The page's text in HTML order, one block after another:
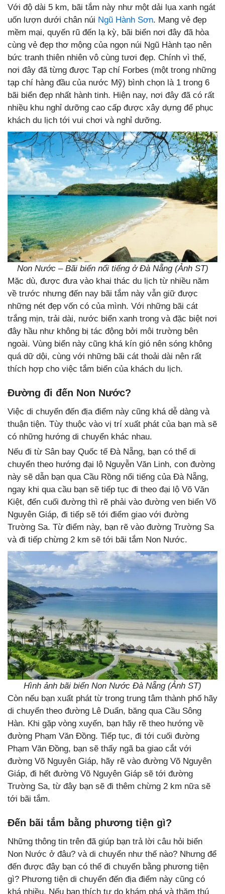
Với độ dài 5 km, bãi tắm này như một dải lụa xanh ngát
uốn lượn dưới chân núi Ngũ Hành Sơn. Mang vẻ đẹp
mềm mại, quyến rũ đến lạ kỳ, bãi biển nơi đây đã hòa
cùng vẻ đẹp thơ mộng của ngọn núi Ngũ Hành tạo nên
bức tranh thiên nhiên vô cùng tươi đẹp. Chính vì thế,
nơi đây đã từng được Tạp chí Forbes (một trong những
tạp chí hàng đầu của nước Mỹ) bình chọn là 1 trong 6
bãi biển đẹp nhất hành tinh. Hiện nay, nơi đây đã có rất
nhiều khu nghỉ dưỡng cao cấp được xây dựng để phục
khách du lịch tới vui chơi và nghỉ dưỡng.
Non Nước – Bãi biển nổi tiếng ở Đà Nẵng (Ảnh ST)
Mặc dù, được đưa vào khai thác du lịch từ nhiều năm
về trước nhưng đến nay bãi tắm này vẫn giữ được
những nét đẹp vốn có của mình. Với những bãi cát
trắng mịn, trải dài, nước biển xanh trong và đặc biệt nơi
đây hầu như không bị tác động bởi môi trường bên
ngoài. Vùng biển này cũng khá kín gió nên sóng không
quá dữ dội, cùng với những bãi cát thoải dài nên rất
thích hợp cho việc tắm biển của khách du lịch.
Đường đi đến Non Nước?
Việc di chuyển đến địa điểm này cũng khá dễ dàng và
thuận tiện. Tùy thuộc vào vị trí xuất phát của bạn mà sẽ
có những hướng di chuyển khác nhau.
Nếu đi từ Sân bay Quốc tế Đà Nẵng, bạn có thể di
chuyển theo hướng đại lộ Nguyễn Văn Linh, con đường
này sẽ dẫn bạn qua Cầu Rồng nổi tiếng của Đà Nẵng,
ngay khi qua cầu bạn sẽ tiếp tục đi theo đại lộ Võ Văn
Kiệt, đến cuối đường thì rẽ phải vào đường ven biển Võ
Nguyên Giáp, đi tiếp sẽ tới điểm giao với đường
Trường Sa. Từ điểm này, bạn rẽ vào đường Trường Sa
và đi tiếp chừng 2 km sẽ tới bãi tắm Non Nước.
Hình ảnh bãi biển Non Nước Đà Nẵng (Ảnh ST)
Còn nếu bạn xuất phát từ trong trung tâm thành phố hãy
di chuyển theo đường Lê Duẩn, băng qua Cầu Sông
Hàn. Khi gặp vòng xuyến, bạn hãy rẽ theo hướng về
đường Phạm Văn Đồng. Tiếp tục, đi tới cuối đường
Phạm Văn Đồng, bạn sẽ thấy ngã ba giao cắt với
đường Võ Nguyên Giáp, hãy rẽ vào đường Võ Nguyên
Giáp, đi hết đường Võ Nguyên Giáp sẽ tới đường
Trường Sa, từ đây bạn sẽ đi thêm chừng 2 km nữa sẽ
tới bãi tắm.
Đến bãi tắm bằng phương tiện gì?
Những thông tin trên đã giúp bạn trả lời câu hỏi biển
Non Nước ở đâu? và di chuyển như thế nào? Nhưng để
đến được đây bạn có thể đi chuyển bằng phương tiện
gì? Phương tiện di chuyển đến địa điểm này cũng có
khá nhiều. Nếu bạn thích tự do khám phá và thăm thú